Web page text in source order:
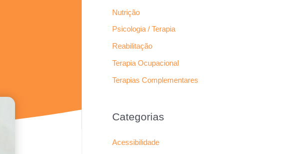
Nutrição
Psicologia / Terapia
Reabilitação
Terapia Ocupacional
Terapias Complementares
Categorias
Acessibilidade